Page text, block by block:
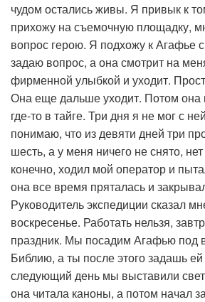
чудом остались живы. Я привык к
прихожу на съемочную площадку,
вопрос герою. Я подхожу к Агафье
задаю вопрос, а она смотрит на
фирменной улыбкой и уходит.
Она еще дальше уходит. Потом она
где-то в тайге. Три дня я не мог с
понимаю, что из девяти дней три
шесть, а у меня ничего не снято,
конечно, ходил мой оператор и
она все время пряталась и
Руководитель экспедиции сказал
воскресенье. Работать нельзя,
праздник. Мы посадим Агафью под
Библию, а ты после этого задашь
следующий день мы выставили
она читала каноны, а потом начал